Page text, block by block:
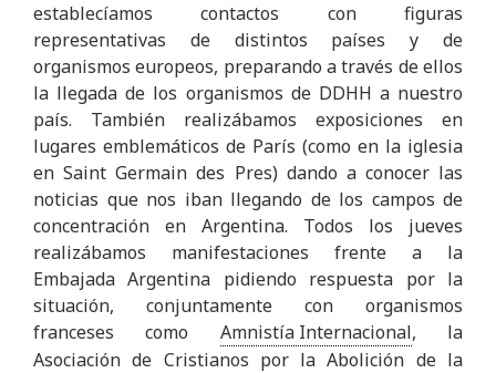
establecíamos contactos con figuras
representativas de distintos países y de
organismos europeos, preparando a través de ellos
la llegada de los organismos de DDHH a nuestro
país. También realizábamos exposiciones en
lugares emblemáticos de París (como en la iglesia
en Saint Germain des Pres) dando a conocer las
noticias que nos iban llegando de los campos de
concentración en Argentina. Todos los jueves
realizábamos manifestaciones frente a la
Embajada Argentina pidiendo respuesta por la
situación, conjuntamente con organismos
franceses como Amnistía Internacional, la
Asociación de Cristianos por la Abolición de la